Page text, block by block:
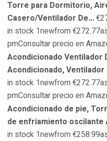
Torre para Dormitorio,
Casero/Ventilador De...
in stock 1newfrom
pmConsultar precio en
Acondicionado Ventilador
Acondicionado, Ventilador
in stock 1newfrom
pmConsultar precio en
Acondicionado de pie,
de enfriamiento oscilante
in stock 1newfrom